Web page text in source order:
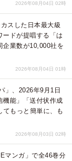
2026年08月04日 02時
スした日本最大級
ドが提唱する「は
企業数が10,000社を
2026年08月04日 01時
」、2026年9月1日
機能」「送付状作成
てもっと簡単に、も
2026年08月03日 02時
マンガ」で全46巻分